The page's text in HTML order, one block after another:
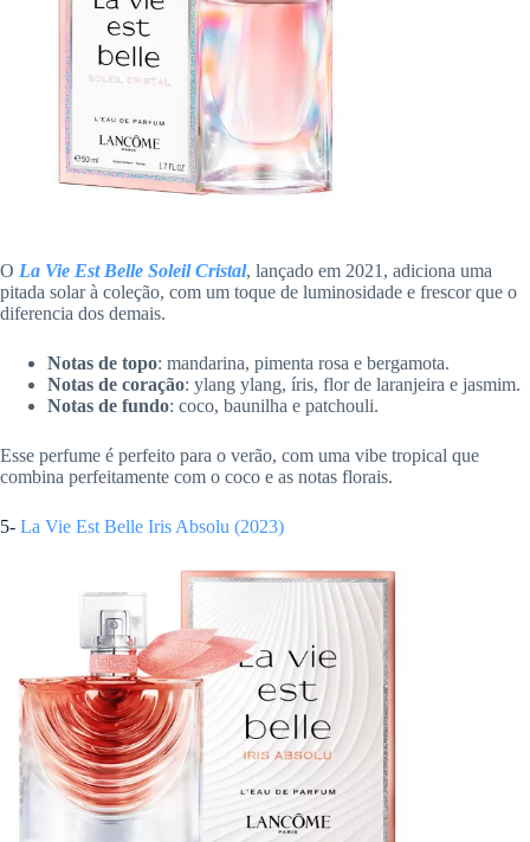
O La Vie Est Belle Soleil Cristal, lançado em 2021, adiciona uma
pitada solar à coleção, com um toque de luminosidade e frescor que o
diferencia dos demais.
Notas de topo: mandarina, pimenta rosa e bergamota.
Notas de coração: ylang ylang, íris, flor de laranjeira e jasmim.
Notas de fundo: coco, baunilha e patchouli.
Esse perfume é perfeito para o verão, com uma vibe tropical que
combina perfeitamente com o coco e as notas florais.
5- La Vie Est Belle Iris Absolu (2023)